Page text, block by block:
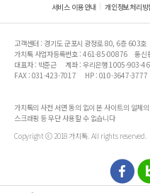
서비스 이용안내 개인정보처리방
고객센터 : 경기도 군포시 광정로 80, 6층 603호
가치톡 사업자등록번호 : 461-85-00876
통신
대표자 : 박준근
계좌 : 우리은행 1005-903-
FAX : 031-423-7017
HP : 010-3647-3777
가치톡의 사전 서면 동의 없이 본 사이트의 일체
스크래핑 등 무단 사용할 수 없습니다
Copyright ⓒ 2018 가치톡. All rights reserved.